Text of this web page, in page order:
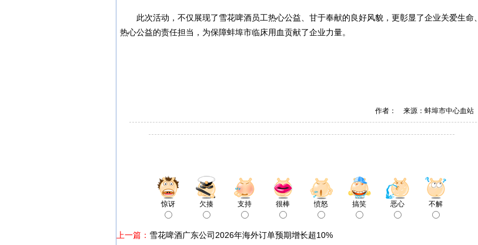
此次活动，不仅展现了雪花啤酒员工热心公益、甘于奉献的良好风貌，更彰显了企业关爱生命、
热心公益的责任担当，为保障蚌埠市临床用血贡献了企业力量。
作者： 来源：蚌埠市中心血站
惊讶 欠揍 支持 很棒 愤怒 搞笑 恶心 不解
上一篇： 雪花啤酒广东公司2026年海外订单预期增长超10%